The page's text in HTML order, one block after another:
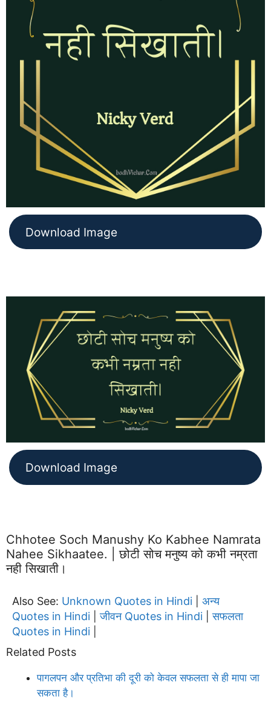
Download Image
Download Image
Chhotee Soch Manushy Ko Kabhee Namrata
Nahee Sikhaatee. | छोटी सोच मनुष्य को कभी नम्रता
नही सिखाती।
Also See: Unknown Quotes in Hindi
अन्य
Quotes in Hindi |जीवन Quotes in Hindi |सफलता
Quotes in Hindi
Related Posts
पागलपन और प्रतिभा की दूरी को केवल सफलता से ही मापा जा
सकता है।